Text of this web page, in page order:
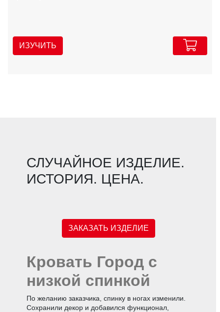
ИЗУЧИТЬ
СЛУЧАЙНОЕ ИЗДЕЛИЕ.
ИСТОРИЯ. ЦЕНА.
ЗАКАЗАТЬ ИЗДЕЛИЕ
Кровать Город с
низкой спинкой
По желанию заказчика, спинку в ногах изменили.
Сохранили декор и добавился функционал,